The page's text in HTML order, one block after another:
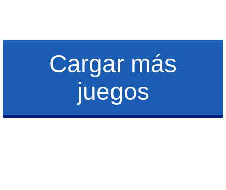
Cargar más
juegos